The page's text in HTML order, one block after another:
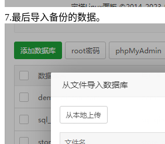
7.最后导入备份的数据。